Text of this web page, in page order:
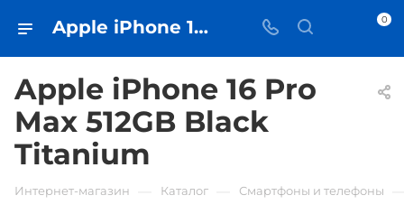
Apple iPhone 16 Pro Max 512GB Black Titanium • купить в Самаре - iЧехол 0
Apple iPhone 16 Pro
Max 512GB Black
Titanium
Интернет-магазин Каталог Смартфоны и телефоны